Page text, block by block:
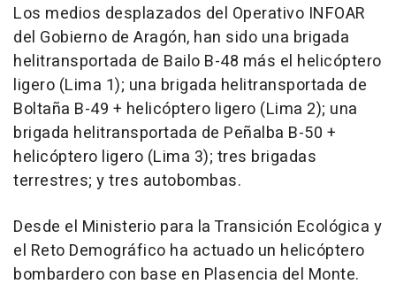
Los medios desplazados del Operativo INFOAR
del Gobierno de Aragón, han sido una brigada
helitransportada de Bailo B-48 más el helicóptero
ligero (Lima 1); una brigada helitransportada de
Boltaña B-49 + helicóptero ligero (Lima 2); una
brigada helitransportada de Peñalba B-50 +
helicóptero ligero (Lima 3); tres brigadas
terrestres; y tres autobombas.
Desde el Ministerio para la Transición Ecológica y
el Reto Demográfico ha actuado un helicóptero
bombardero con base en Plasencia del Monte.